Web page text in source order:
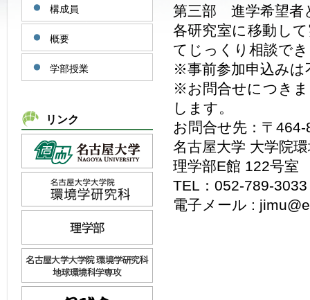
第三部 進学希望者
各研究室に移動し
てじっくり相談で
※事前参加申込みは
※お問合せにつき
します。
お問合せ先：〒
名古屋大学 大学院
理学部E館 122号室
TEL：052-789-3033
電子メール :
構成員
概要
学部授業
リンク